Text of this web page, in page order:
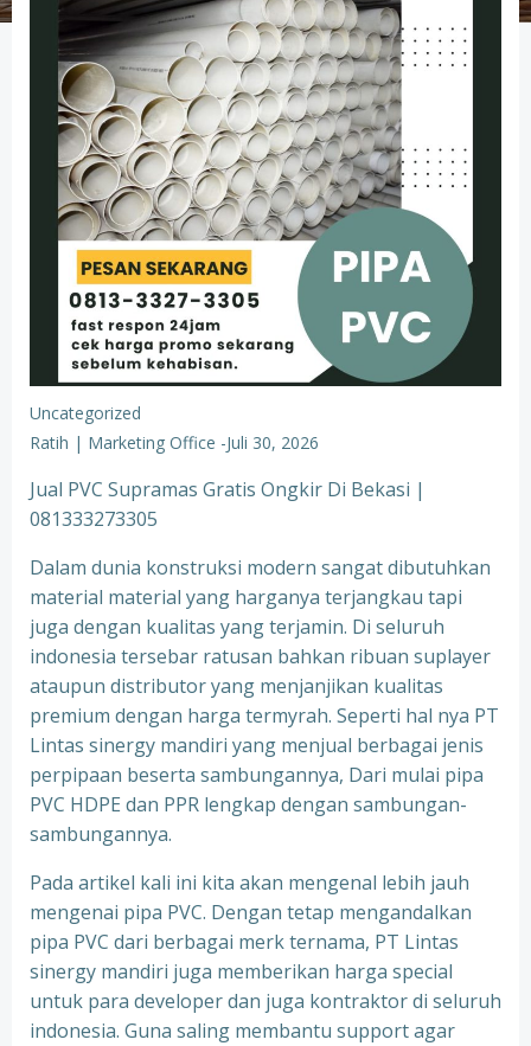
Uncategorized
Ratih | Marketing Office -Juli 30, 2026
Jual PVC Supramas Gratis Ongkir Di Bekasi |
081333273305
Dalam dunia konstruksi modern sangat dibutuhkan
material material yang harganya terjangkau tapi
juga dengan kualitas yang terjamin. Di seluruh
indonesia tersebar ratusan bahkan ribuan suplayer
ataupun distributor yang menjanjikan kualitas
premium dengan harga termyrah. Seperti hal nya PT
Lintas sinergy mandiri yang menjual berbagai jenis
perpipaan beserta sambungannya, Dari mulai pipa
PVC HDPE dan PPR lengkap dengan sambungan-
sambungannya.
Pada artikel kali ini kita akan mengenal lebih jauh
mengenai pipa PVC. Dengan tetap mengandalkan
pipa PVC dari berbagai merk ternama, PT Lintas
sinergy mandiri juga memberikan harga special
untuk para developer dan juga kontraktor di seluruh
indonesia. Guna saling membantu support agar